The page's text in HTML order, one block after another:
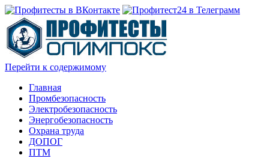
Перейти к содержимому
Главная
Промбезопасность
Электробезопасность
Энергобезопасность
Охрана труда
ДОПОГ
ПТМ